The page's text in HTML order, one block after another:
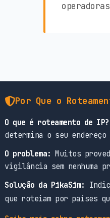
Por Que o
O que é roteamento de IP?
determina o seu
O problema: Muitos
vigilância sem nenhuma
Solução da PikaSim:
que roteiam por países